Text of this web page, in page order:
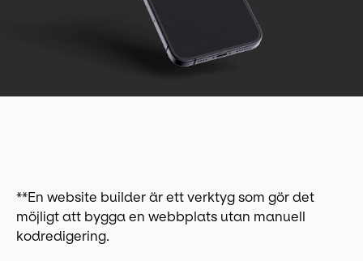
**En website builder är ett verktyg som gör det
möjligt att bygga en webbplats utan manuell
kodredigering.